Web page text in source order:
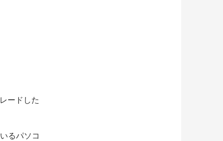
ードした
るパソコ